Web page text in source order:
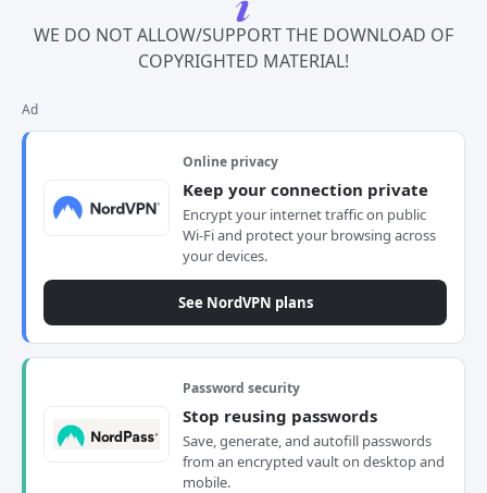
WE DO NOT ALLOW/SUPPORT THE DOWNLOAD OF
COPYRIGHTED MATERIAL!
Ad
Online privacy
Keep your connection private
Encrypt your internet traffic on public
Wi-Fi and protect your browsing across
your devices.
See NordVPN plans
Password security
Stop reusing passwords
Save, generate, and autofill passwords
from an encrypted vault on desktop and
mobile.